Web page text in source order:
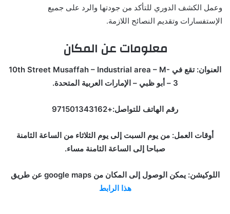
وعمل الكشف الدوري للتأكد من جودتها والرد على جميع
الإستفسارات وتقديم النصائح اللازمة.
معلومات عن المكان
العنوان: تقع في 10th Street Musaffah – Industrial area – M-
3 – أبو ظبي – الإمارات العربية المتحدة.
رقم الهاتف للتواصل:+971501343162
أوقات العمل: من يوم السبت إلى يوم الثلاثاء من الساعة الثامنة
صباحا إلى الساعة الثامنة مساء.
اللوكيشن: يمكن الوصول إلى المكان من google maps عن طريق
هذا الرابط